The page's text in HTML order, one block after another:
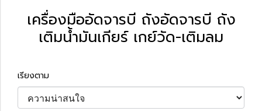
เครื่องมืออัดจารบี ถังอัดจารบี ถัง
เติมน้ำมันเกียร์ เกย์วัด-เติมลม
เรียงตาม